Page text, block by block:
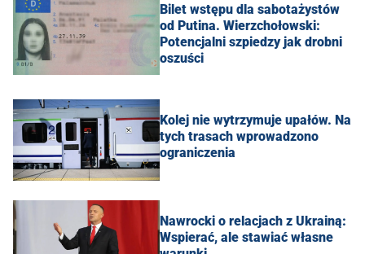
Bilet wstępu dla sabotażystów
od Putina. Wierzchołowski:
Potencjalni szpiedzy jak drobni
oszuści
Kolej nie wytrzymuje upałów. Na
tych trasach wprowadzono
ograniczenia
Nawrocki o relacjach z Ukrainą:
Wspierać, ale stawiać własne